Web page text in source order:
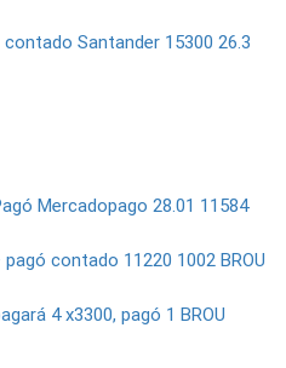
Santander 15300 26.3
Mercadopago 28.01 11584
contado 11220 1002 BROU
4 x3300, pagó 1 BROU